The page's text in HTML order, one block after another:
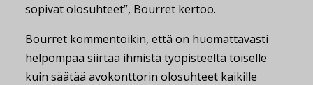
sopivat olosuhteet”, Bourret kertoo.
Bourret kommentoikin, että on huomattavasti
helpompaa siirtää ihmistä työpisteeltä toiselle
kuin säätää avokonttorin olosuhteet kaikille